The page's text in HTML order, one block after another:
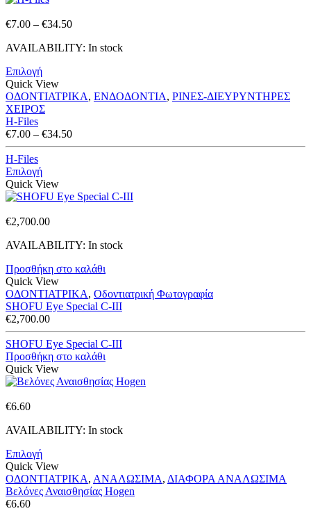
€7.00 – €34.50Price
€7.00
AVAILABILITY: In stock
Επιλογή
Quick View
ΟΔΟΝΤΙΑΤΡΙΚΑ, ΕΝΔΟΔΟΝΤΙΑ, ΡΙΝΕΣ-ΔΙΕΥΡΥΝΤΗΡΕΣ
ΧΕΙΡΟΣ
H-Files
€7.00 – €34.50Price
range:
H-Files
Επιλογή
Quick View
€2,700.00
AVAILABILITY: In stock
Προσθήκη στο καλάθι
Quick View
ΟΔΟΝΤΙΑΤΡΙΚΑ, Οδοντιατρική Φωτογραφία
SHOFU Eye Special C-III
€2,700.00
SHOFU Eye Special C-III
Προσθήκη στο καλάθι
Quick View
€6.60
AVAILABILITY: In stock
Επιλογή
Quick View
ΟΔΟΝΤΙΑΤΡΙΚΑ, ΑΝΑΛΩΣΙΜΑ, ΔΙΑΦΟΡΑ ΑΝΑΛΩΣΙΜΑ
Βελόνες Αναισθησίας Hogen
€6.60